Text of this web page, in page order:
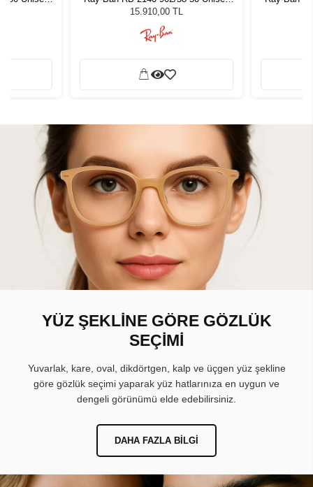
Güneş Gözlüğü
15.910,00 TL
YÜZ ŞEKLİNE GÖRE GÖZLÜK
SEÇİMİ
Yuvarlak, kare, oval, dikdörtgen, kalp ve üçgen yüz şekline
göre gözlük seçimi yaparak yüz hatlarınıza en uygun ve
dengeli görünümü elde edebilirsiniz.
DAHA FAZLA BILGI